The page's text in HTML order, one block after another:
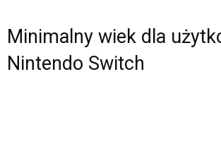
Minimalny wiek dla
Nintendo Switch